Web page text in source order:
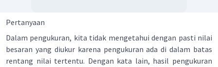
Pertanyaan
Dalam pengukuran, kita tidak mengetahui dengan pasti nilai
besaran yang diukur karena pengukuran ada di dalam batas
rentang nilai tertentu. Dengan kata lain, hasil pengukuran